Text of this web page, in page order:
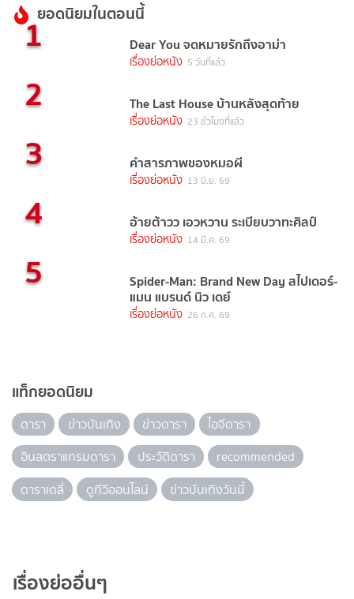
ยอดนิยมในตอนนี้
1 Dear You จดหมายรักถึงอาม่า
เรื่องย่อหนัง 5 วันที่แล้ว
2 The Last House บ้านหลังสุดท้าย
เรื่องย่อหนัง 23 ชั่วโมงที่แล้ว
3 คำสารภาพของหมอผี
เรื่องย่อหนัง 13 มิ.ย. 69
4 อ้ายต้าวว เอวหวาน ระเบียบวาทะศิลป์
เรื่องย่อหนัง 14 มี.ค. 69
5 Spider-Man: Brand New Day สไปเดอร์-
แมน แบรนด์ นิว เดย์
เรื่องย่อหนัง 26 ก.ค. 69
แท็กยอดนิยม
ดารา ข่าวบันเทิง ข่าวดารา
ไอจีดารา
อินสตราแกรมดารา
ประวัติดารา
recommended
ดาราเดลี่
ดูทีวีออนไลน์ ข่าวบันเทิงวันนี้
เรื่องย่ออื่นๆ